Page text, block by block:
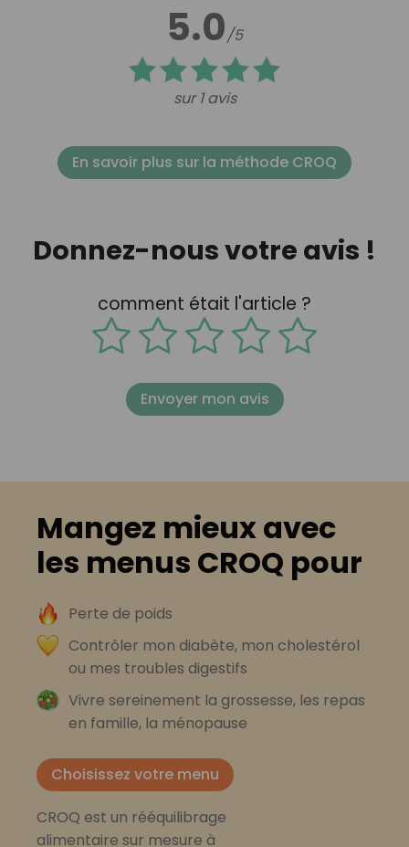
5.0/5
sur 1 avis
En savoir plus sur la méthode CROQ
Donnez-nous votre avis !
comment était l'article ?
Envoyer mon avis
Mangez mieux avec
les menus CROQ pour
Perte de poids
Contrôler mon diabète, mon cholestérol
ou mes troubles digestifs
Vivre sereinement la grossesse, les repas
en famille, la ménopause
Choisissez votre menu
CROQ est un rééquilibrage
alimentaire sur mesure à